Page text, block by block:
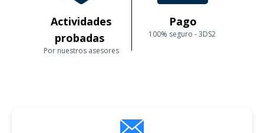
Actividades
probadas
Por nuestros asesores
Pago
100% seguro - 3DS2